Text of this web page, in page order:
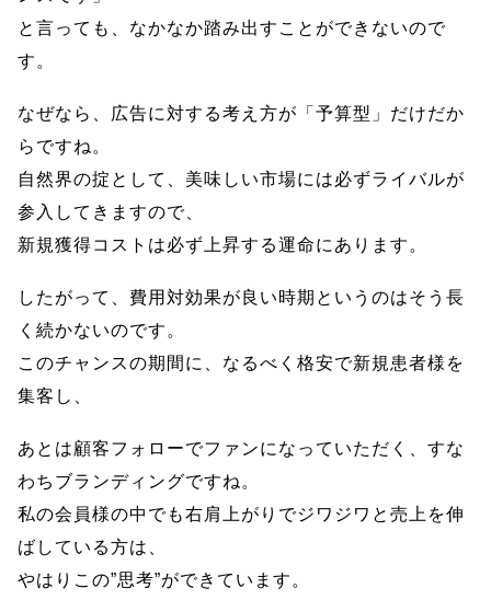
と言っても、なかなか踏み出すことができないので
す。
なぜなら、広告に対する考え方が「予算型」だけだか
らですね。
自然界の掟として、美味しい市場には必ずライバルが
参入してきますので、
新規獲得コストは必ず上昇する運命にあります。
したがって、費用対効果が良い時期というのはそう長
く続かないのです。
このチャンスの期間に、なるべく格安で新規患者様を
集客し、
あとは顧客フォローでファンになっていただく、すな
わちブランディングですね。
私の会員様の中でも右肩上がりでジワジワと売上を伸
ばしている方は、
やはりこの”思考”ができています。